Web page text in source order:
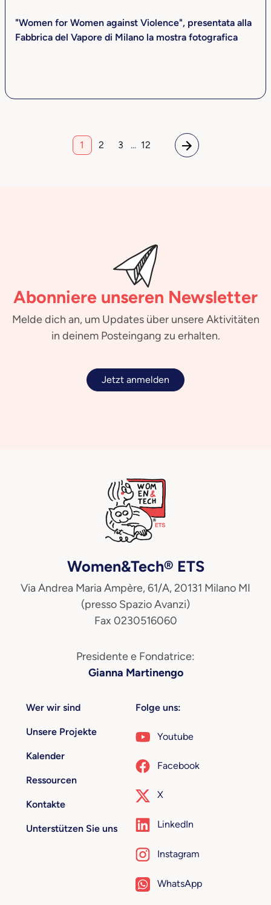
"Women for Women against Violence", presentata alla
Fabbrica del Vapore di Milano la mostra fotografica
1 2 3 ... 12
Abonniere unseren Newsletter
Melde dich an, um Updates über unsere Aktivitäten
in deinem Posteingang zu erhalten.
Jetzt anmelden
Women&Tech® ETS
Via Andrea Maria Ampère, 61/A, 20131 Milano MI
(presso Spazio Avanzi)
Fax 0230516060
Presidente e Fondatrice:
Gianna Martinengo
Wer wir sind
Unsere Projekte
Kalender
Ressourcen
Kontakte
Unterstützen Sie uns
Folge uns:
Youtube
Facebook
X
LinkedIn
Instagram
WhatsApp